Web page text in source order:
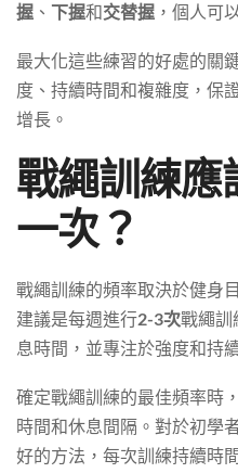
握 、 下握和交替握 ，個人可
最大化這些練習的好處的關
度、持續時間和複雜度，保
增長。
戰繩訓練應
一次？
戰繩訓練的頻率取決於健身
建議是每週進行2-3次戰繩訓
息時間，並專注於強度和持
確定戰繩訓練的最佳頻率時
時間和休息間隔。對於初學
好的方法，每次訓練持續時